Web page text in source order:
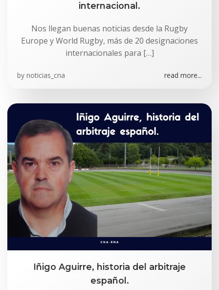
internacional.
Nos llegan buenas noticias desde la Rugby
Europe y World Rugby, más de 20 designaciones
internacionales para […]
by noticias_cna read more...
Iñigo Aguirre, historia del arbitraje
español.